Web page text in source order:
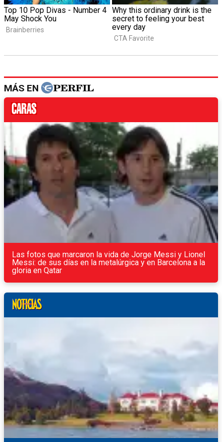
MÁS EN
Las fotos que marcaron la vida de Jorge Messi y Lionel
Messi: de sus días en la metalúrgica y en Barcelona a la
gloria en Qatar